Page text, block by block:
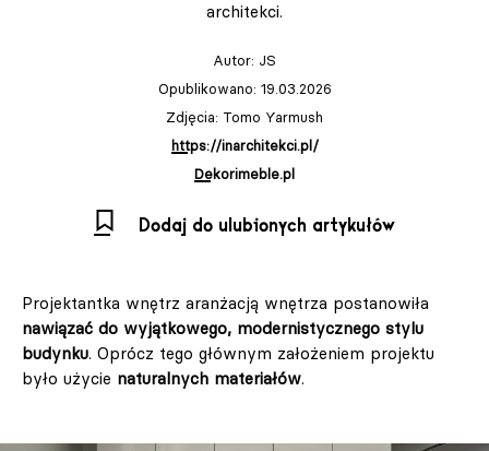
architekci.
Autor: JS
Opublikowano: 19.03.2026
Zdjęcia: Tomo Yarmush
https://inarchitekci.pl/
Dekorimeble.pl
Dodaj do ulubionych artykułów
Projektantka wnętrz aranżacją wnętrza postanowiła
nawiązać do wyjątkowego, modernistycznego stylu
budynku. Oprócz tego głównym założeniem projektu
było użycie naturalnych materiałów.